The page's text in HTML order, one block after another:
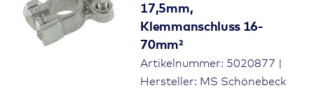
17,5mm,
Klemmanschluss 16-
70mm²
Artikelnummer: 5020877 |
Hersteller: MS Schönebeck